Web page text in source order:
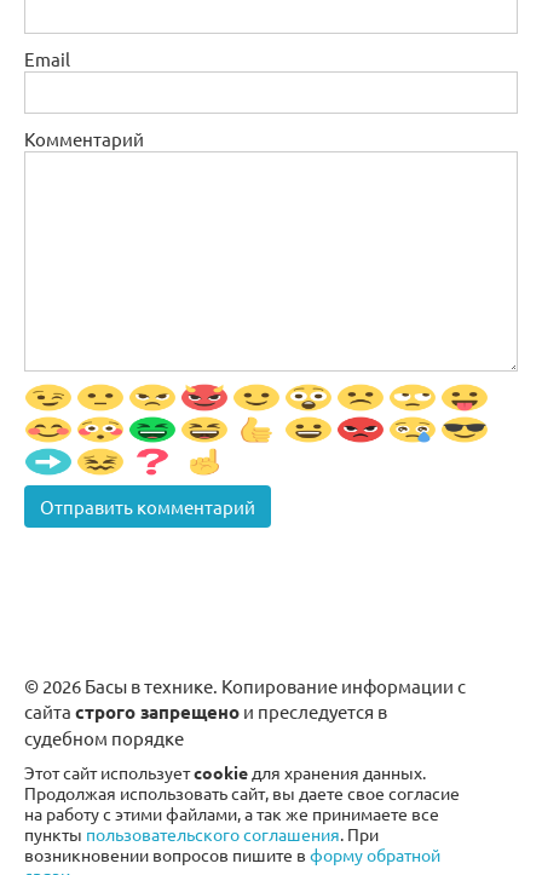
Email
Комментарий
© 2026 Басы в технике. Копирование информации с
сайта строго запрещено и преследуется в
судебном порядке
Этот сайт используетcookie для хранения данных.
Продолжая использовать сайт, вы даете свое согласие
на работу с этими файлами, а так же принимаете все
пункты пользовательского соглашения. При
возникновении вопросов пишите в форму обратной